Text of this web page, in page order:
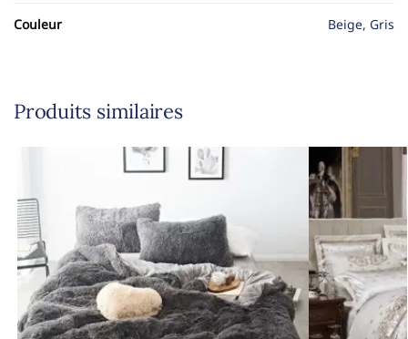
Couleur Beige, Gris
Produits similaires